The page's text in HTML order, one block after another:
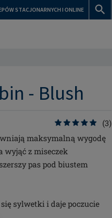
STACJONARNYCH I ONLINE
- Blush
(3)
maksymalną wygodę
wyjąć z miseczek
pas pod biustem
sylwetki i daje poczucie